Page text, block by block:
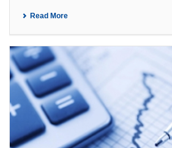
Read More